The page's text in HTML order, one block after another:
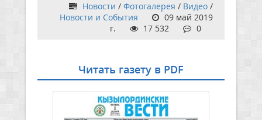
Новости / Фотогалерея / Видео /
Новости и События
09 май 2019
г.
17 532 0
Читать газету в PDF